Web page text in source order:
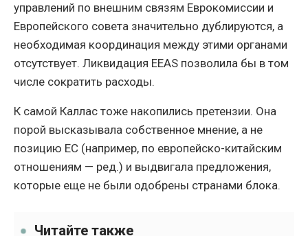
управлений по внешним связям Еврокомиссии и
Европейского совета значительно дублируются, а
необходимая координация между этими органами
отсутствует. Ликвидация EEAS позволила бы в том
числе сократить расходы.
К самой Каллас тоже накопились претензии. Она
порой высказывала собственное мнение, а не
позицию ЕС (например, по европейско-китайским
отношениям — ред.) и выдвигала предложения,
которые еще не были одобрены странами блока.
Читайте также